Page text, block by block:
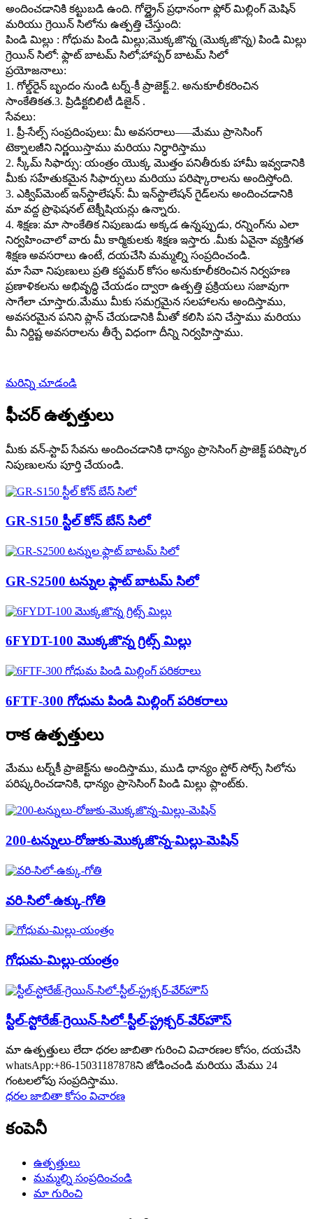
అందించడానికి కట్టుబడి ఉంది. గోల్డ్రైన్ ప్రధానంగా ఫ్లోర్ మిల్లింగ్ మెషిన్
మరియు గ్రెయిన్ సిలోను ఉత్పత్తి చేస్తుంది:
పిండి మిల్లు : గోధుమ పిండి మిల్లు;మొక్కజొన్న (మొక్కజొన్న) పిండి మిల్లు
గ్రెయిన్ సిలో: ఫ్లాట్ బాటమ్ సిలో;హాప్పర్ బాటమ్ సిలో
ప్రయోజనాలు:
1. గోల్డ్‌రైన్ బృందం నుండి టర్న్-కీ ప్రాజెక్ట్.2. అనుకూలీకరించిన
సాంకేతికత.3. ప్రిడిక్టబిలిటీ డిజైన్ .
సేవలు:
1. ప్రీ-సేల్స్ సంప్రదింపులు: మీ అవసరాలు—–మేము ప్రాసెసింగ్
టెక్నాలజీని నిర్ణయిస్తాము మరియు నిర్ధారిస్తాము
2. స్కీమ్ సిఫార్సు: యంత్రం యొక్క మొత్తం పనితీరుకు హామీ ఇవ్వడానికి
మీకు సహేతుకమైన సిఫార్సులు మరియు పరిష్కారాలను అందిస్తోంది.
3. ఎక్విప్‌మెంట్ ఇన్‌స్టాలేషన్: మీ ఇన్‌స్టాలేషన్ గైడ్‌లను అందించడానికి
మా వద్ద ప్రొఫెషనల్ టెక్నీషియన్లు ఉన్నారు.
4. శిక్షణ: మా సాంకేతిక నిపుణుడు అక్కడ ఉన్నప్పుడు, రన్నింగ్‌ను ఎలా
నిర్వహించాలో వారు మీ కార్మికులకు శిక్షణ ఇస్తారు .మీకు ఏవైనా వ్యక్తిగత
శిక్షణ అవసరాలు ఉంటే, దయచేసి మమ్మల్ని సంప్రదించండి.
మా సేవా నిపుణులు ప్రతి కస్టమర్ కోసం అనుకూలీకరించిన నిర్వహణ
ప్రణాళికలను అభివృద్ధి చేయడం ద్వారా ఉత్పత్తి ప్రక్రియలు సజావుగా
సాగేలా చూస్తారు.మేము మీకు సమగ్రమైన సలహాలను అందిస్తాము,
అవసరమైన పనిని ప్లాన్ చేయడానికి మీతో కలిసి పని చేస్తాము మరియు
మీ నిర్దిష్ట అవసరాలను తీర్చే విధంగా దీన్ని నిర్వహిస్తాము.
మరిన్ని చూడండి
ఫీచర్ ఉత్పత్తులు
మీకు వన్-స్టాప్ సేవను అందించడానికి ధాన్యం ప్రాసెసింగ్ ప్రాజెక్ట్ పరిష్కార
నిపుణులను పూర్తి చేయండి.
GR-S150 స్టీల్ కోన్ బేస్ సిలో
GR-S2500 టన్నుల ఫ్లాట్ బాటమ్ సిలో
6FYDT-100 మొక్కజొన్న గ్రిట్స్ మిల్లు
6FTF-300 గోధుమ పిండి మిల్లింగ్ పరికరాలు
రాక ఉత్పత్తులు
మేము టర్న్‌కీ ప్రాజెక్ట్‌ను అందిస్తాము, ముడి ధాన్యం స్టోర్ సోర్స్ సిలోను
పరిష్కరించడానికి, ధాన్యం ప్రాసెసింగ్ పిండి మిల్లు ప్లాంట్‌కు.
200-టన్నులు-రోజుకు-మొక్కజొన్న-మిల్లు-మెషిన్
వరి-సిలో-ఉక్కు-గోతి
గోధుమ-మిల్లు-యంత్రం
స్టీల్-స్టోరేజ్-గ్రెయిన్-సిలో-స్టీల్-స్ట్రక్చర్-వేర్‌హౌస్
మా ఉత్పత్తులు లేదా ధరల జాబితా గురించి విచారణల కోసం, దయచేసి
whatsApp:+86-15031187878ని జోడించండి మరియు మేము 24
గంటలలోపు సంప్రదిస్తాము.
ధరల జాబితా కోసం విచారణ
కంపెనీ
ఉత్పత్తులు
మమ్మల్ని సంప్రదించండి
మా గురించి